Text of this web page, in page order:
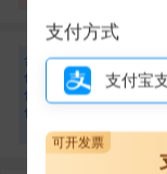
合
作
伙
伴
沈 沈荣
合作1次
四川永拓新建筑劳
支付方式
支付宝
可开发票